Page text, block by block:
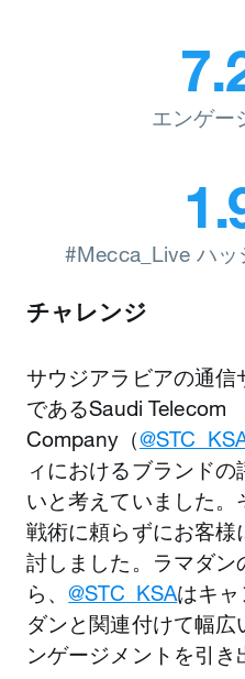
エンゲー
#Mecca_Live ハ
チャレンジ
サウジアラビアの通
であるSaudi Telecom
Company（
ィにおけるブランド
いと考えていました
戦術に頼らずにお客
討しました。ラマダ
ら、@STC_KSAはキ
ダンと関連付けて幅
ンゲージメントを引き